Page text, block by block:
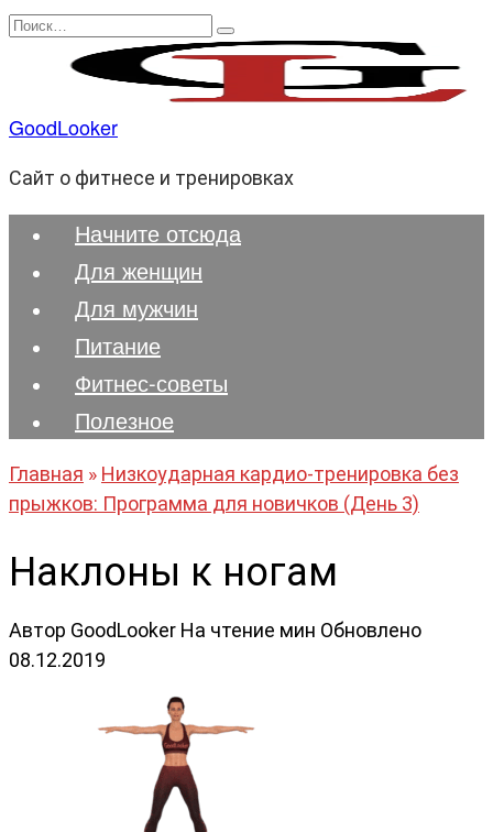
Перейти
содержанию
Search
GoodLooker
Сайт о фитнесе и тренировках
Начните отсюда
Для женщин
Для мужчин
Питание
Фитнес-советы
Полезноe
Главная » Низкоударная кардио-тренировка без
прыжков: Программа для новичков (День 3)
Наклоны к ногам
Автор GoodLooker На чтение мин Обновлено
08.12.2019